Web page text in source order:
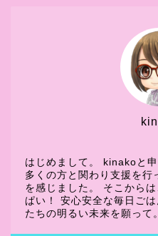
はじめまして。 kinakoと
多くの方と関わり支援を行
を感じました。 そこから
ぱい！ 安心安全な毎日ご
たちの明るい未来を願って。